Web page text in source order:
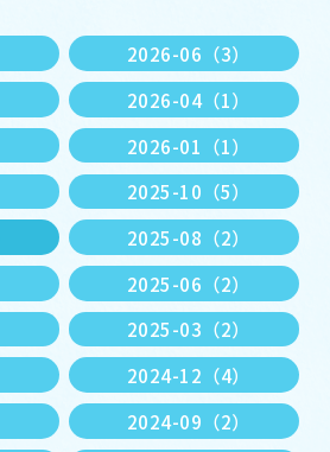
2026-06（3）
2026-04（1）
2026-01（1）
2025-10（5）
2025-08（2）
2025-06（2）
2025-03（2）
2024-12（4）
2024-09（2）